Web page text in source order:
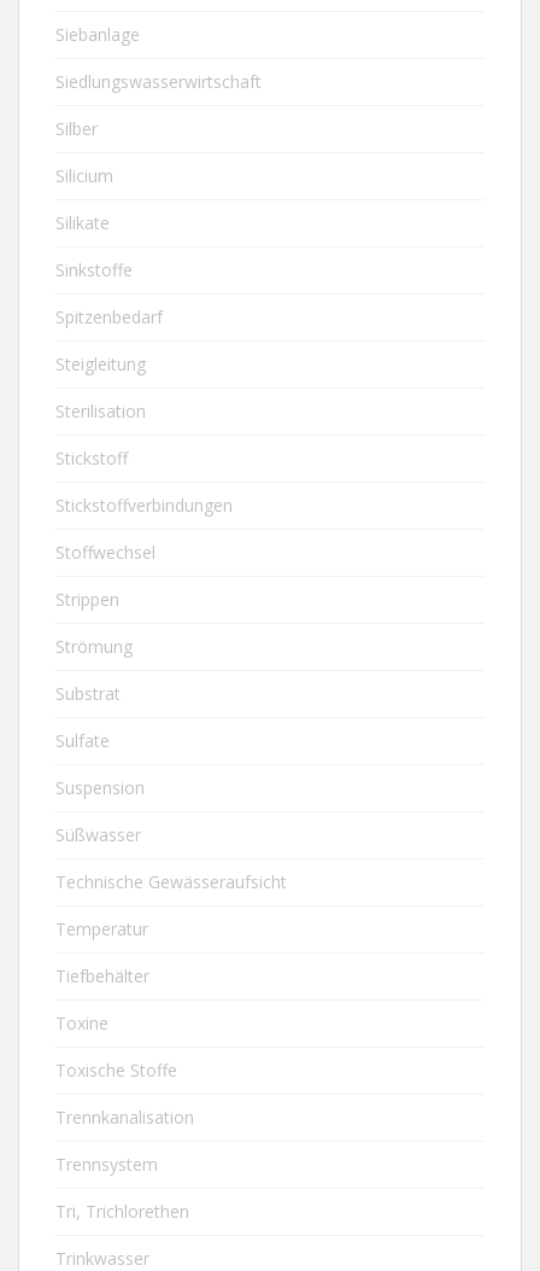
Siebanlage
Siedlungswasserwirtschaft
Silber
Silicium
Silikate
Sinkstoffe
Spitzenbedarf
Steigleitung
Sterilisation
Stickstoff
Stickstoffverbindungen
Stoffwechsel
Strippen
Strömung
Substrat
Sulfate
Suspension
Süßwasser
Technische Gewässeraufsicht
Temperatur
Tiefbehälter
Toxine
Toxische Stoffe
Trennkanalisation
Trennsystem
Tri, Trichlorethen
Trinkwasser